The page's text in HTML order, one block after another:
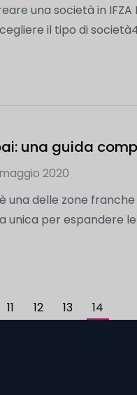
una società in
il tipo di
una guida
maggio 2020
una delle zone
unica per espandere
11 12 13 14